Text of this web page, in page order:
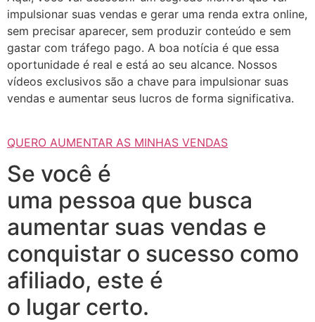
impulsionar suas vendas e gerar uma renda extra online,
sem precisar aparecer, sem produzir conteúdo e sem
gastar com tráfego pago. A boa notícia é que essa
oportunidade é real e está ao seu alcance. Nossos
vídeos exclusivos são a chave para impulsionar suas
vendas e aumentar seus lucros de forma significativa.
QUERO AUMENTAR AS MINHAS VENDAS
Se você é
uma pessoa que busca
aumentar suas vendas e
conquistar o sucesso como
afiliado, este é
o lugar certo.